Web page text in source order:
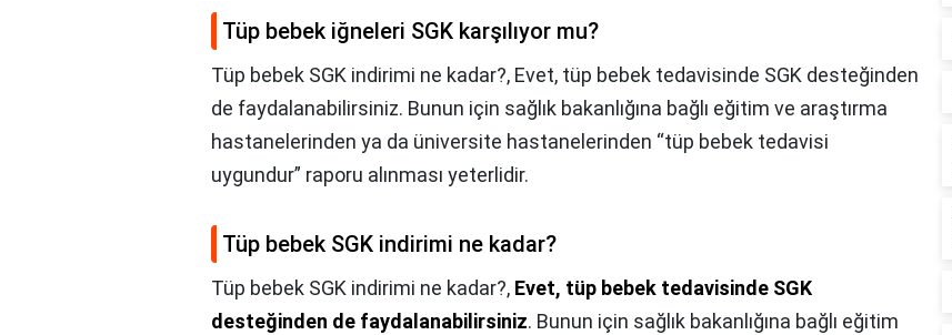
Tüp bebek iğneleri SGK karşılıyor mu?
Tüp bebek SGK indirimi ne kadar?, Evet, tüp bebek tedavisinde SGK desteğinden
de faydalanabilirsiniz. Bunun için sağlık bakanlığına bağlı eğitim ve araştırma
hastanelerinden ya da üniversite hastanelerinden “tüp bebek tedavisi
uygundur” raporu alınması yeterlidir.
Tüp bebek SGK indirimi ne kadar?
Tüp bebek SGK indirimi ne kadar?, Evet, tüp bebek tedavisinde SGK
desteğinden de faydalanabilirsiniz. Bunun için sağlık bakanlığına bağlı eğitim